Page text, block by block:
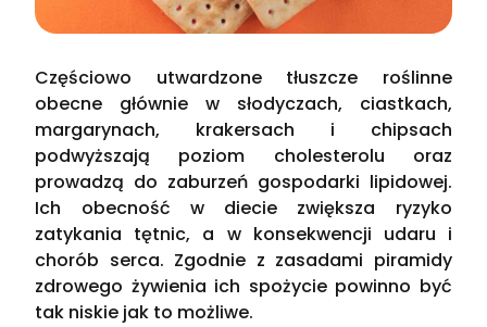
Częściowo utwardzone tłuszcze roślinne
obecne głównie w słodyczach, ciastkach,
margarynach, krakersach i chipsach
podwyższają poziom cholesterolu oraz
prowadzą do zaburzeń gospodarki lipidowej.
Ich obecność w diecie zwiększa ryzyko
zatykania tętnic, a w konsekwencji udaru i
chorób serca. Zgodnie z zasadami piramidy
zdrowego żywienia ich spożycie powinno być
tak niskie jak to możliwe.